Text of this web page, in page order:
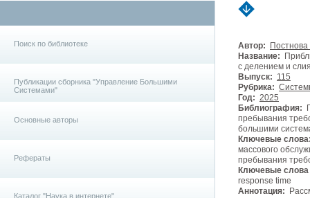
Поиск по библиотеке
Публикации сборника "Управление Большими
Системами"
Основные авторы
Рефераты
Каталог "Наука в интернете"
Автор:
Название:
с делением и
Выпуск: 115
Рубрика:
Год: 2025
Библиография:
пребывания
большими
Ключевые
массового
пребывания
Ключевые слова
response time
Аннотация: